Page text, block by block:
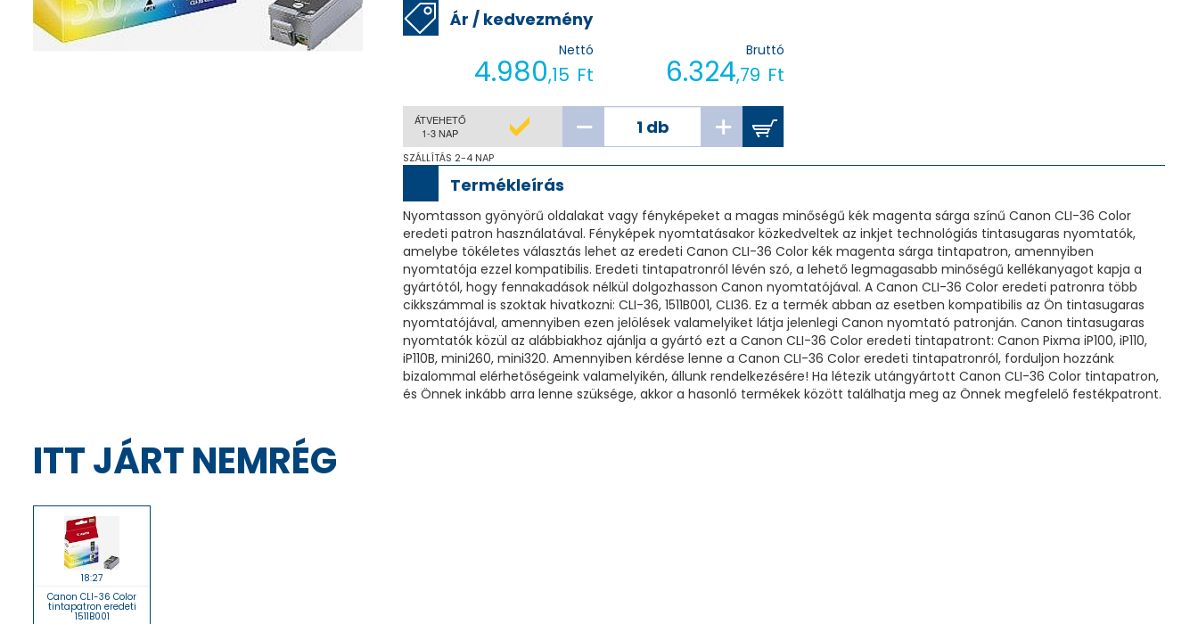
Ár / kedvezmény
Nettó
4.980,15 Ft
Bruttó
6.324,79 Ft
ÁTVEHETŐ
1-3 NAP
SZÁLLÍTÁS 2-4 NAP
Termékleírás
Nyomtasson gyönyörű oldalakat vagy fényképeket a magas minőségű kék magenta sárga színű Canon CLI-36 Color
eredeti patron használatával. Fényképek nyomtatásakor közkedveltek az inkjet technológiás tintasugaras nyomtatók,
amelybe tökéletes választás lehet az eredeti Canon CLI-36 Color kék magenta sárga tintapatron, amennyiben
nyomtatója ezzel kompatibilis. Eredeti tintapatronról lévén szó, a lehető legmagasabb minőségű kellékanyagot kapja a
gyártótól, hogy fennakadások nélkül dolgozhasson Canon nyomtatójával. A Canon CLI-36 Color eredeti patronra több
cikkszámmal is szoktak hivatkozni: CLI-36, 1511B001, CLI36. Ez a termék abban az esetben kompatibilis az Ön tintasugaras
nyomtatójával, amennyiben ezen jelölések valamelyiket látja jelenlegi Canon nyomtató patronján. Canon tintasugaras
nyomtatók közül az alábbiakhoz ajánlja a gyártó ezt a Canon CLI-36 Color eredeti tintapatront: Canon Pixma iP100, iP110,
iP110B, mini260, mini320. Amennyiben kérdése lenne a Canon CLI-36 Color eredeti tintapatronról, forduljon hozzánk
bizalommal elérhetőségeink valamelyikén, állunk rendelkezésére! Ha létezik utángyártott Canon CLI-36 Color tintapatron,
és Önnek inkább arra lenne szüksége, akkor a hasonló termékek között találhatja meg az Önnek megfelelő festékpatront.
ITT JÁRT NEMRÉG
18:27
Canon CLI-36 Color
tintapatron eredeti
1511B001